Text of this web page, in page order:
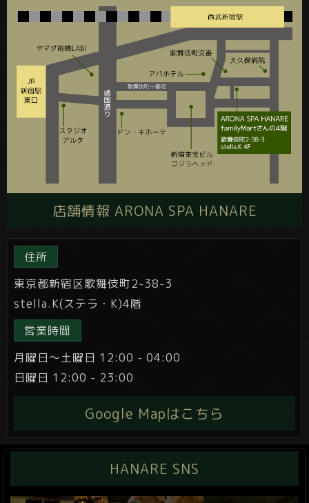
店舗情報 ARONA SPA HANARE
住所
東京都新宿区歌舞伎町2-38-3
stella.K(ステラ・K)4階
営業時間
月曜日～土曜日 12:00 - 04:00
日曜日 12:00 - 23:00
Google Mapはこちら
HANARE SNS